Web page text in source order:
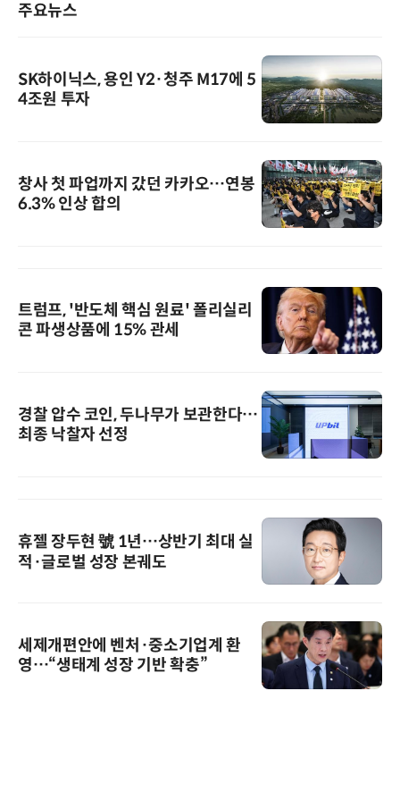
주요뉴스
SK하이닉스, 용인 Y2·청주 M17에 5
4조원 투자
창사 첫 파업까지 갔던 카카오…연봉
6.3% 인상 합의
트럼프, '반도체 핵심 원료' 폴리실리
콘 파생상품에 15% 관세
경찰 압수 코인, 두나무가 보관한다…
최종 낙찰자 선정
휴젤 장두현 號 1년…상반기 최대 실
적·글로벌 성장 본궤도
세제개편안에 벤처·중소기업계 환
영…“생태계 성장 기반 확충”